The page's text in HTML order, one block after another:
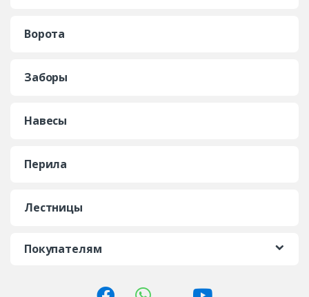
Ворота
Заборы
Навесы
Перила
Лестницы
Покупателям